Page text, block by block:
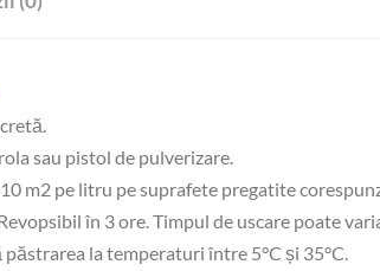
sau pistol de pulverizare.
m2 pe litru pe suprafete pregatite
în 3 ore. Timpul de uscare poate
păstrarea la temperaturi între 5°C și 35°C.